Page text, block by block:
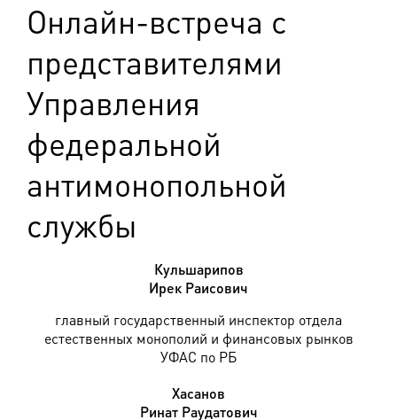
Онлайн-встреча с
представителями
Управления
федеральной
антимонопольной
службы
Кульшарипов
Ирек Раисович
главный государственный инспектор отдела
естественных монополий и финансовых рынков
УФАС по РБ
Хасанов
Ринат Раудатович